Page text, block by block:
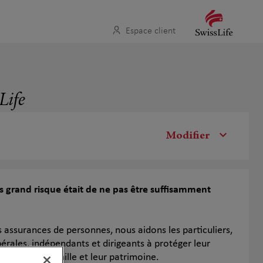
Espace client
Modifier
grand risque était de ne pas être suffisamment
assurances de personnes, nous aidons les particuliers,
indépendants et dirigeants à protéger leur
leur famille et leur patrimoine.